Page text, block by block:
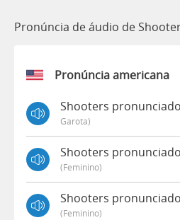
Pronúncia de áudio de
Pronúncia americana
Shooters
Garota)
Shooters
(feminino)
Shooters
(feminino)